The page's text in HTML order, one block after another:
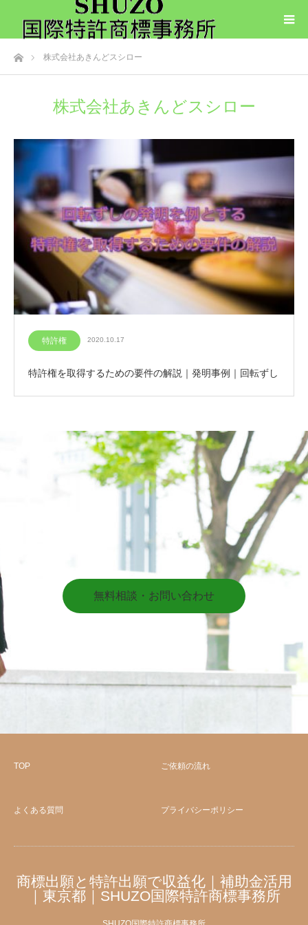
ホーム株式会社あきんどスシロー
株式会社あきんどスシロー
特許権 2020.10.17
特許権を取得するための要件の解説｜発明事例｜回転ずし
無料相談・お問い合わせ
TOP ご依頼の流れ
よくある質問 プライバシーポリシー
商標出願と特許出願で収益化｜補助金活用
｜東京都｜SHUZO国際特許商標事務所